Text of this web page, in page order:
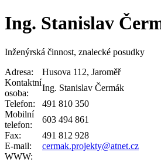
Ing. Stanislav
Inženýrská činnost, znalecké posudky
Adresa:
Husova 112, Jaroměř
Kontaktní
osoba:
Ing. Stanislav Čermák
Telefon:
491 810 350
Mobilní
telefon:
603 494 861
Fax:
491 812 928
E-mail:
cermak.projekty@atnet.cz
WWW: